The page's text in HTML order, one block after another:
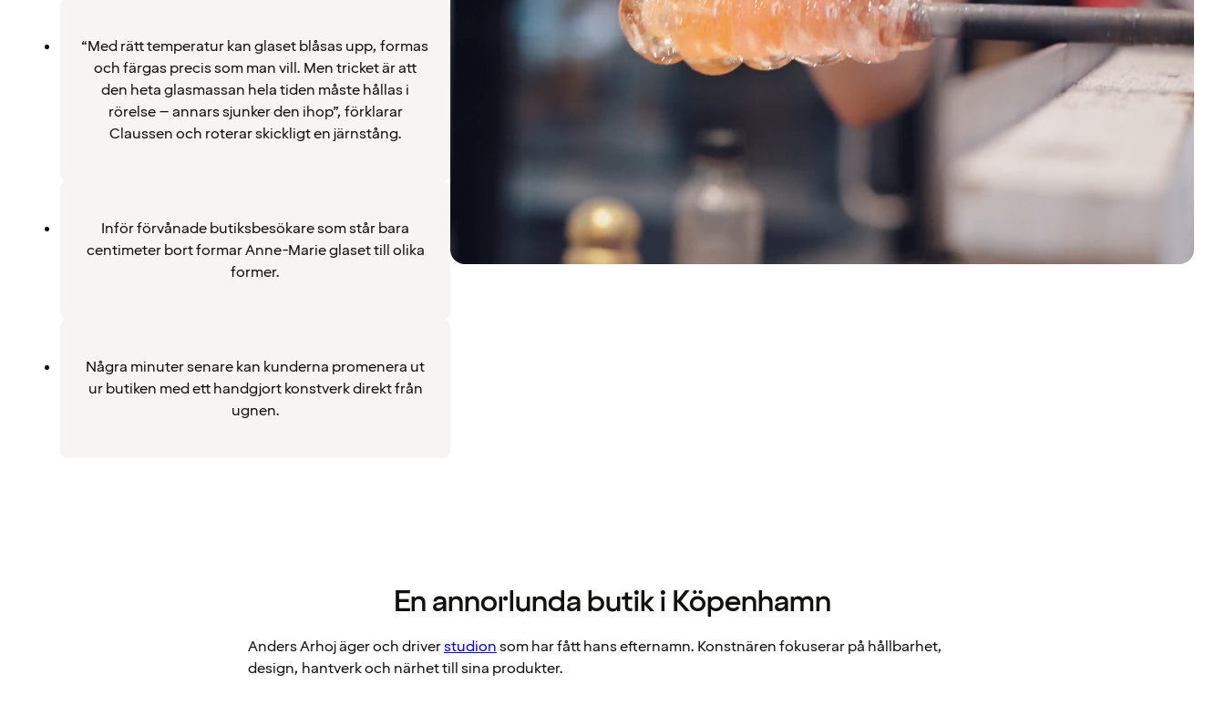
“Med rätt temperatur kan glaset blåsas upp, formas
och färgas precis som man vill. Men tricket är att
den heta glasmassan hela tiden måste hållas i
rörelse – annars sjunker den ihop”, förklarar
Claussen och roterar skickligt en järnstång.
Inför förvånade butiksbesökare som står bara
centimeter bort formar Anne-Marie glaset till olika
former.
Några minuter senare kan kunderna promenera ut
ur butiken med ett handgjort konstverk direkt från
ugnen.
En annorlunda butik i Köpenhamn
Anders Arhoj äger och driverstudionsom har fått hans efternamn. Konstnären fokuserar på hållbarhet,
design, hantverk och närhet till sina produkter.